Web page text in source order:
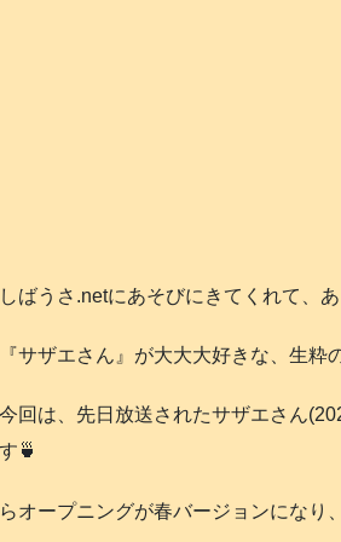
ばうさ.netにあそびにきてくれて、
サザエさん』が大大大好きな、生粋
回は、先日放送されたサザエさん
🍵
オープニングが春バージョンになり